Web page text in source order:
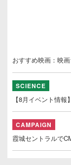
おすすめ映画：映
SCIENCE
【8月イベント情
CAMPAIGN
霞城セントラルで